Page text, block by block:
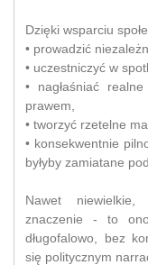
Dzięki wsparciu
• prowadzić
• uczestniczyć w
• nagłaśniać
prawem,
• tworzyć rzetelne
• konsekwentnie
byłyby zamiatane
Nawet
znaczenie - to
długofalowo, bez
się politycznym